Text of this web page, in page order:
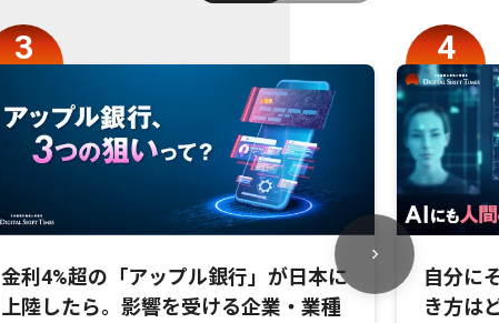
金利4%超の「アップル銀行」が日本に
上陸したら。影響を受ける企業・業種
自分に
き方は